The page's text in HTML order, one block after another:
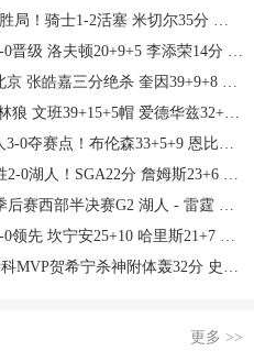
1-2活塞 米切尔35分 坎宁安27+10+10
夫顿20+9+5 李添荣14分 陈林坚21分
嘉三分绝杀 奎因39+9+8 胡明轩23+6
文班39+15+5帽 爱德华兹32+14+6
点！布伦森33+5+9 恩比德复出17中7
人！SGA22分 詹姆斯23+6 小里31+6
西部半决赛G2 湖人 - 雷霆 精彩镜头
坎宁安25+10 哈里斯21+7 哈登13中3
贺希宁杀神附体轰32分 史密斯27+9
更多 >>